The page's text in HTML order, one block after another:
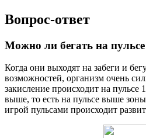
Вопрос-ответ
Можно ли бегать на пульсе
Когда они выходят на забеги и
возможностей, организм очень
закисление происходит на
выше, то есть на пульсе выше
игрой пульсами происходит